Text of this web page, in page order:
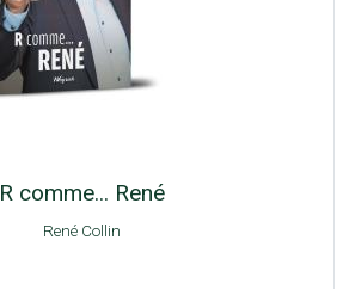
R comme... René
René Collin